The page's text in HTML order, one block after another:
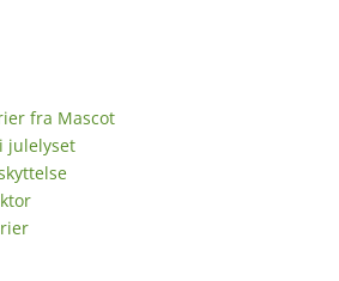
fra Mascot
julelyset